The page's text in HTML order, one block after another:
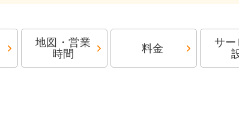
地図・営業
時間
料金
サー